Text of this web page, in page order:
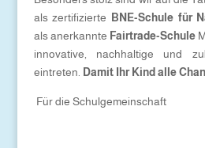
als zertifizierte
BNE-Schule für
als anerkannte Fairtrade-Schule
innovative, nachhaltige und
eintreten.
Damit Ihr Kind alle
Für die Schulgemeinschaft